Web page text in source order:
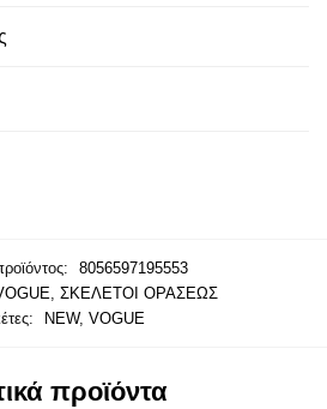
8056597195553
, ΣΚΕΛΕΤΟΙ ΟΡΑΣΕΩΣ
NEW, VOGUE
προϊόντα